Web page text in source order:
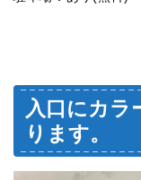
入口にカラ
ります。